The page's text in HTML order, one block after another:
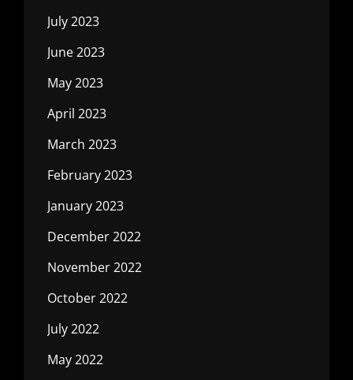
July 2023
June 2023
May 2023
April 2023
March 2023
February 2023
January 2023
December 2022
November 2022
October 2022
July 2022
May 2022